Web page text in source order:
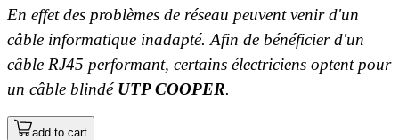
En effet des problèmes de réseau peuvent venir d'un
câble informatique inadapté. Afin de bénéficier d'un
câble RJ45 performant, certains électriciens optent pour
un câble blindé UTP COOPER.
add to cart